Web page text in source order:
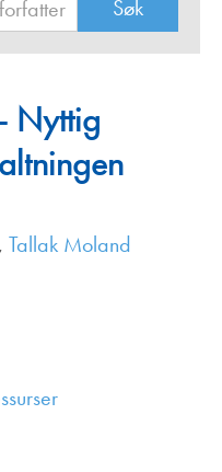
Nyttig
, Tallak Moland